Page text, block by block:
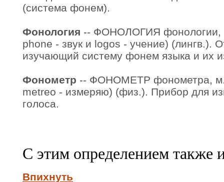
(система фонем).
Фонология -- ФОНОЛОГИЯ фонологии,
phone - звук и logos - учение) (лингв.).
изучающий систему фонем языка и их
Фонометр -- ФОНОМЕТР фонометра, м.
metreo - измеряю) (физ.). Прибор для
голоса.
С этим определением также
Впихнуть